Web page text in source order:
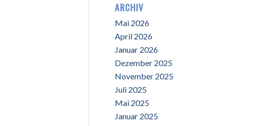
ARCHIV
Mai 2026
April 2026
Januar 2026
Dezember 2025
November 2025
Juli 2025
Mai 2025
Januar 2025